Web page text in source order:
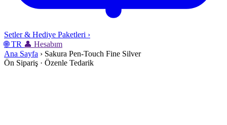
Setler & Hediye Paketleri ›
🌐 TR 👤 Hesabım
Ana Sayfa › Sakura Pen-Touch Fine Silver
Ön Sipariş · Özenle Tedarik